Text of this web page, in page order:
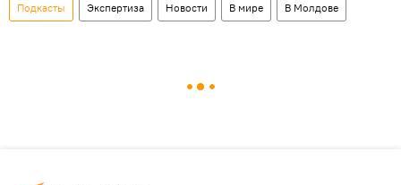
Подкасты Экспертиза Новости В мире В Молдове